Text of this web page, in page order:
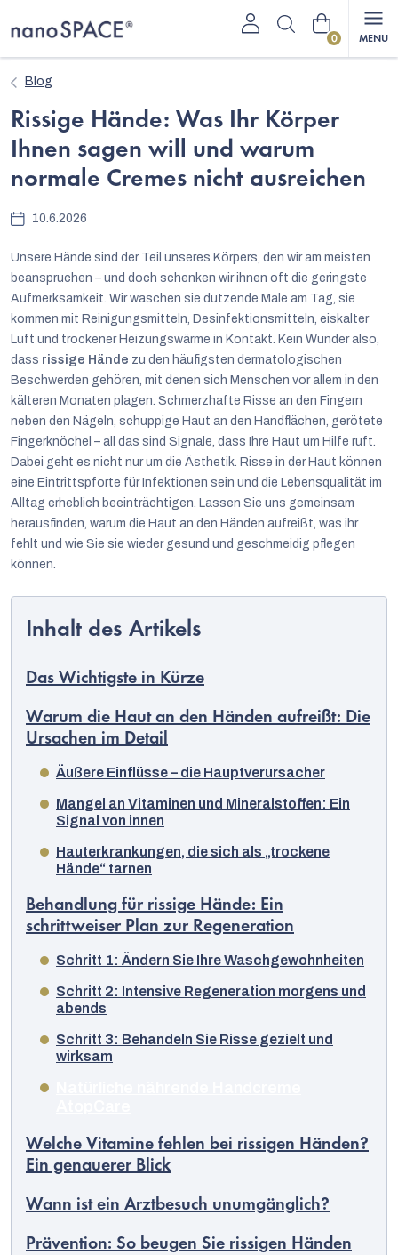
Inhalt
Warenkorb
Deutsch
Blog
Rissige Hände: Was Ihr Körper
Ihnen sagen will und warum
normale Cremes nicht ausreichen
10.6.2026
Unsere Hände sind der Teil unseres Körpers, den wir am meisten
beanspruchen – und doch schenken wir ihnen oft die geringste
Aufmerksamkeit. Wir waschen sie dutzende Male am Tag, sie
kommen mit Reinigungsmitteln, Desinfektionsmitteln, eiskalter
Luft und trockener Heizungswärme in Kontakt. Kein Wunder also,
dass rissige Hände zu den häufigsten dermatologischen
Beschwerden gehören, mit denen sich Menschen vor allem in den
kälteren Monaten plagen. Schmerzhafte Risse an den Fingern
neben den Nägeln, schuppige Haut an den Handflächen, gerötete
Fingerknöchel – all das sind Signale, dass Ihre Haut um Hilfe ruft.
Dabei geht es nicht nur um die Ästhetik. Risse in der Haut können
eine Eintrittspforte für Infektionen sein und die Lebensqualität im
Alltag erheblich beeinträchtigen. Lassen Sie uns gemeinsam
herausfinden, warum die Haut an den Händen aufreißt, was ihr
fehlt und wie Sie sie wieder gesund und geschmeidig pflegen
können.
Das Wichtigste in Kürze
Warum die Haut an den Händen aufreißt: Die
Ursachen im Detail
Äußere Einflüsse – die Hauptverursacher
Mangel an Vitaminen und Mineralstoffen: Ein
Signal von innen
Hauterkrankungen, die sich als „trockene
Hände“ tarnen
Behandlung für rissige Hände: Ein
schrittweiser Plan zur Regeneration
Schritt 1: Ändern Sie Ihre Waschgewohnheiten
Schritt 2: Intensive Regeneration morgens und
abends
Schritt 3: Behandeln Sie Risse gezielt und
wirksam
Welche Vitamine fehlen bei rissigen Händen?
Ein genauerer Blick
Wann ist ein Arztbesuch unumgänglich?
Prävention: So beugen Sie rissigen Händen